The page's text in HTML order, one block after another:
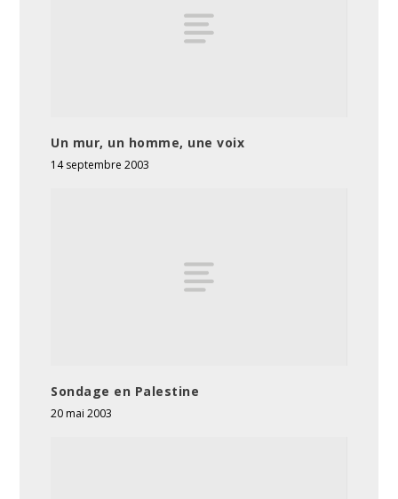
Un mur, un homme, une voix
14 septembre 2003
Sondage en Palestine
20 mai 2003